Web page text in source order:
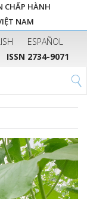
CHẤP HÀNH
NAM
ESPAÑOL
ISSN 2734-9071